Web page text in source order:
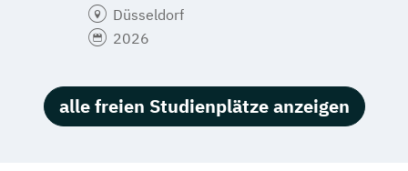
Düsseldorf
2026
alle freien Studienplätze anzeigen